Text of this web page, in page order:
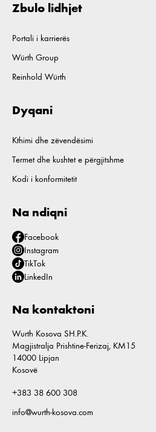
Zbulo lidhjet
Portali i karrierës
Würth Group
Reinhold Würth
Dyqani
Kthimi dhe zëvendësimi
Termet dhe kushtet e përgjitshme
Kodi i konformitetit
Na ndiqni
Facebook
Instagram
TikTok
LinkedIn
Na kontaktoni
Wurth Kosova SH.P.K.
Magjistralja Prishtine-Ferizaj, KM15
14000 Lipjan
Kosovë
+383 38 600 308
info@wurth-kosova.com